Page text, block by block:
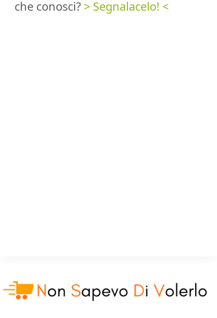
che conosci? > Segnalacelo! <